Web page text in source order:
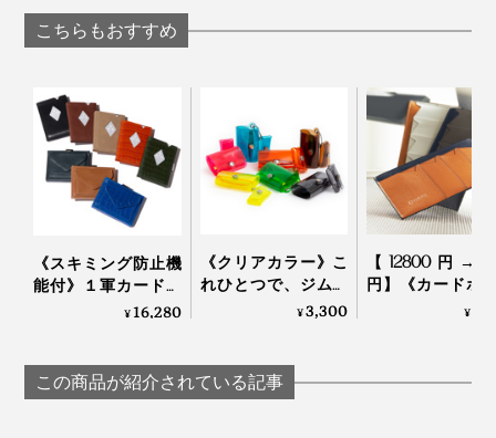
余談ですが、そんな染谷さんの思考が休まる場所を尋ね
てみたら、誰もが知るあの“激安チェーン店”という、予
想の斜め上をいく答えが返ってきました。
「整えられている場所に行くと、カタチから意図を読み
取ってしまって思考が休まらなくなるので、カオスな空
間は僕にとって癒しスポットになるんです（笑）」
物腰やわらかく、飾らず、探求し続ける染谷さんの姿勢
は、まさに『sugata』というブランドそのものだなと感
こちらもおすすめ
《スキミング防止機
能付》１軍カードに
直アクセス、コイ
EXENTRI
¥16,280
《クリアカラー》こ
れひとつで、ジム・
旅行・アウトドア
納力の「ミニ財布」
｜SALLIES
¥3,300
【12800円
円】《カードホ
ー》カードを見
¥
この商品が紹介されている記事